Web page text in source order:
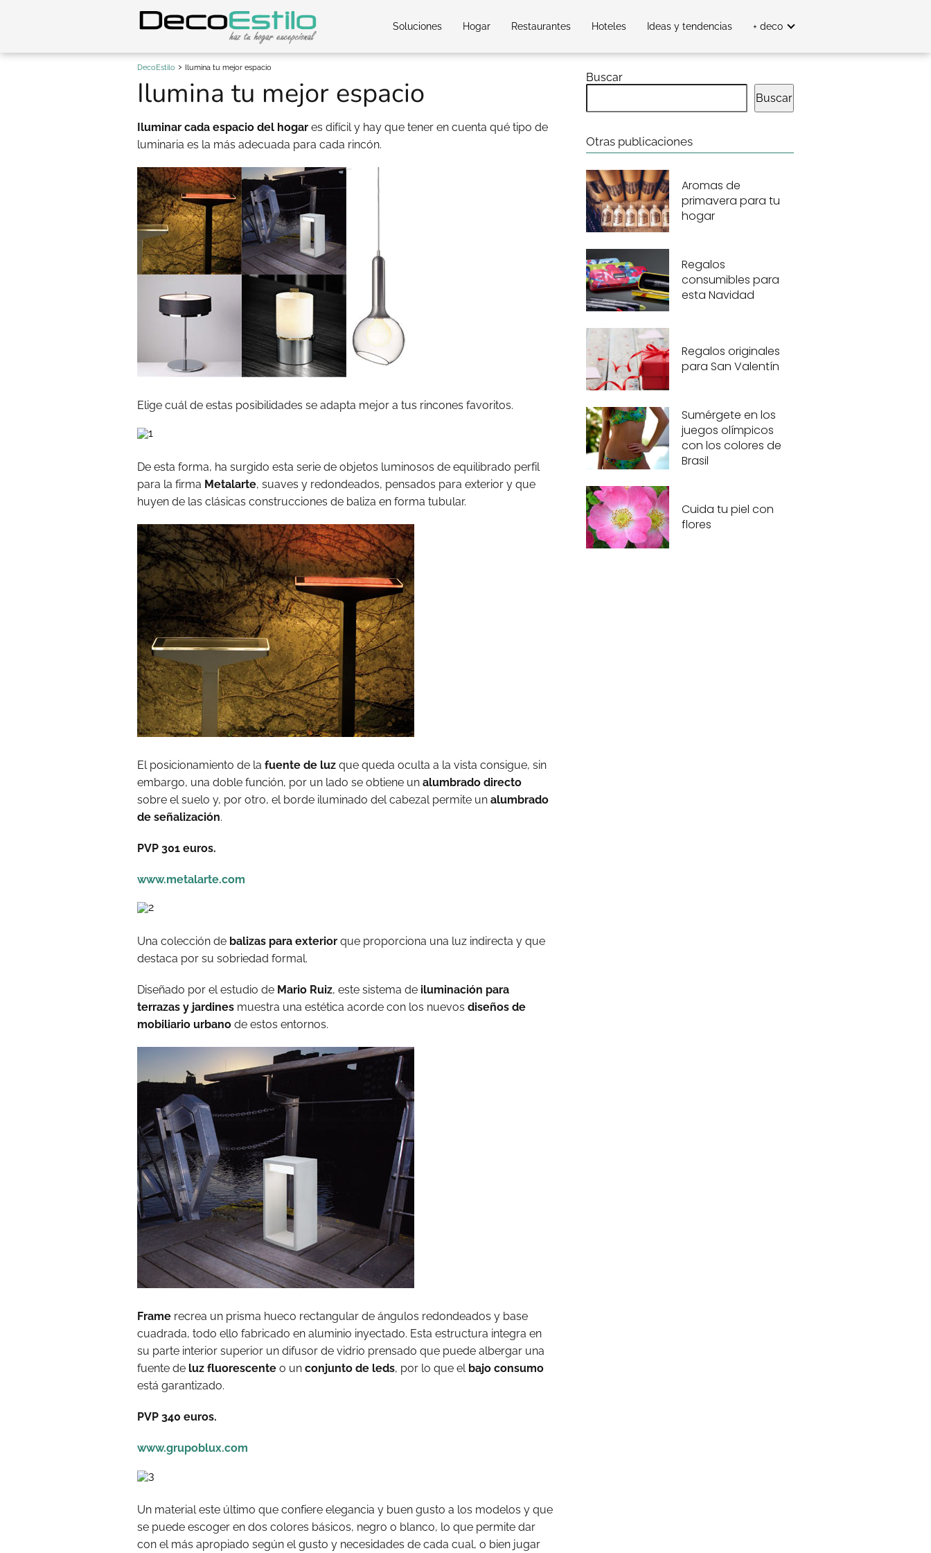
Soluciones Hogar Restaurantes Hoteles Ideas y tendencias + deco
DecoEstilo Ilumina tu mejor espacio
Ilumina tu mejor espacio
Iluminar cada espacio del hogar es difícil y hay que tener en cuenta qué tipo de
luminaria es la más adecuada para cada rincón.
Elige cuál de estas posibilidades se adapta mejor a tus rincones favoritos.
De esta forma, ha surgido esta serie de objetos luminosos de equilibrado perfil
para la firma Metalarte, suaves y redondeados, pensados para exterior y que
huyen de las clásicas construcciones de baliza en forma tubular.
El posicionamiento de la fuente de luz que queda oculta a la vista consigue, sin
embargo, una doble función, por un lado se obtiene un alumbrado directo
sobre el suelo y, por otro, el borde iluminado del cabezal permite un alumbrado
de señalización.
PVP 301 euros.
www.metalarte.com
Una colección de balizas para exterior que proporciona una luz indirecta y que
destaca por su sobriedad formal.
Diseñado por el estudio de Mario Ruiz, este sistema de iluminación para
terrazas y jardines muestra una estética acorde con los nuevos diseños de
mobiliario urbano de estos entornos.
Frame recrea un prisma hueco rectangular de ángulos redondeados y base
cuadrada, todo ello fabricado en aluminio inyectado. Esta estructura integra en
su parte interior superior un difusor de vidrio prensado que puede albergar una
fuente de luz fluorescente o un conjunto de leds, por lo que el bajo consumo
está garantizado.
PVP 340 euros.
www.grupoblux.com
Un material este último que confiere elegancia y buen gusto a los modelos y que
se puede escoger en dos colores básicos, negro o blanco, lo que permite dar
con el más apropiado según el gusto y necesidades de cada cual, o bien jugar
Buscar
Buscar
Otras publicaciones
Aromas de
primavera para tu
hogar
Regalos
consumibles para
esta Navidad
Regalos originales
para San Valentín
Sumérgete en los
juegos olímpicos
con los colores de
Brasil
Cuida tu piel con
flores